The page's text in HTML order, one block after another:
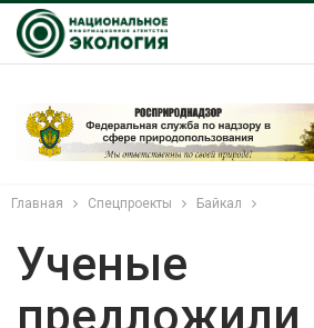
Главная Спецпроекты Байкал
Ученые
предложили